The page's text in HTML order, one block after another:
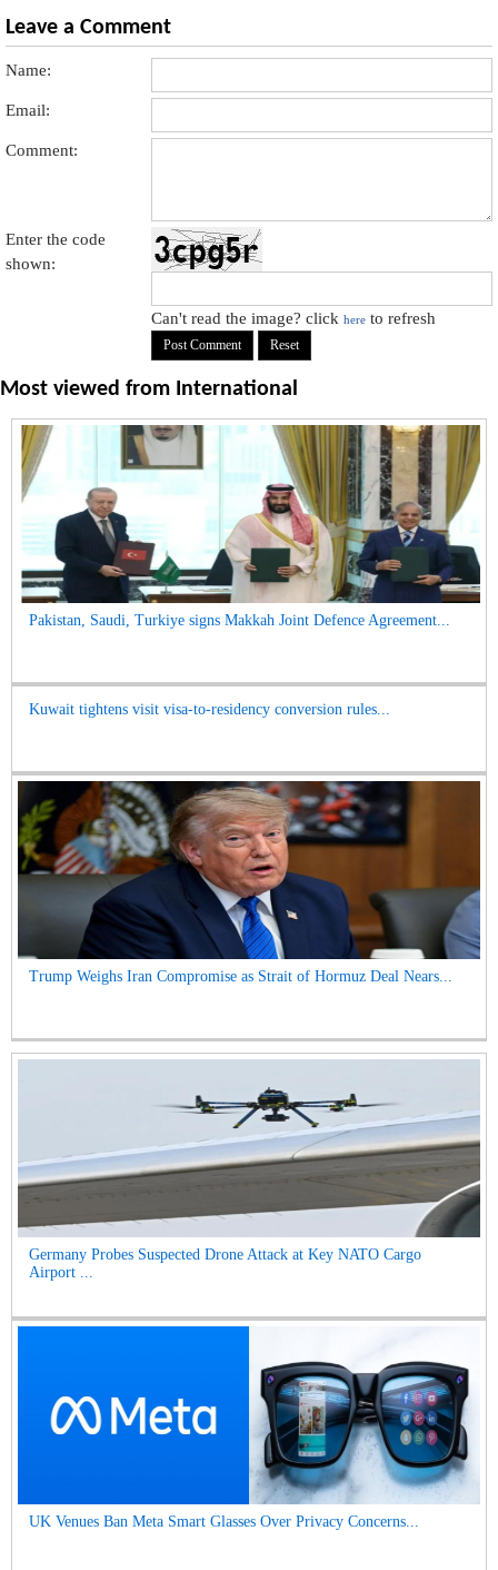
Leave a Comment
Name:
Email:
Comment:
Enter the code
shown:
Can't read the image? clickhere to refresh
Most viewed from International
Pakistan, Saudi, Turkiye signs Makkah Joint Defence Agreement...
Kuwait tightens visit visa-to-residency conversion rules...
Trump Weighs Iran Compromise as Strait of Hormuz Deal Nears...
Germany Probes Suspected Drone Attack at Key NATO Cargo
Airport ...
UK Venues Ban Meta Smart Glasses Over Privacy Concerns...